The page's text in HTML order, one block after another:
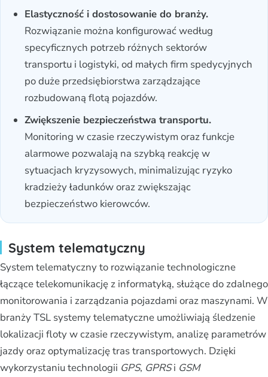
Elastyczność i dostosowanie do branży.
Rozwiązanie można konfigurować według
specyficznych potrzeb różnych sektorów
transportu i logistyki, od małych firm spedycyjnych
po duże przedsiębiorstwa zarządzające
rozbudowaną flotą pojazdów.
Zwiększenie bezpieczeństwa transportu.
Monitoring w czasie rzeczywistym oraz funkcje
alarmowe pozwalają na szybką reakcję w
sytuacjach kryzysowych, minimalizując ryzyko
kradzieży ładunków oraz zwiększając
bezpieczeństwo kierowców.
System telematyczny
System telematyczny to rozwiązanie technologiczne
łączące telekomunikację z informatyką, służące do zdalnego
monitorowania i zarządzania pojazdami oraz maszynami. W
branży TSL systemy telematyczne umożliwiają śledzenie
lokalizacji floty w czasie rzeczywistym, analizę parametrów
jazdy oraz optymalizację tras transportowych. Dzięki
wykorzystaniu technologii GPS, GPRSi GSM